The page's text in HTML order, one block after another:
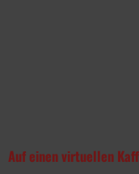
Auf einen virtuellen